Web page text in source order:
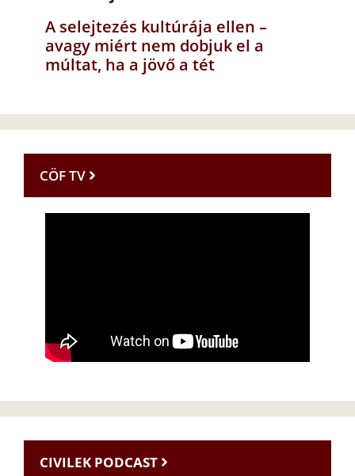
A selejtezés kultúrája ellen –
avagy miért nem dobjuk el a
múltat, ha a jövő a tét
CÖF TV
CIVILEK PODCAST